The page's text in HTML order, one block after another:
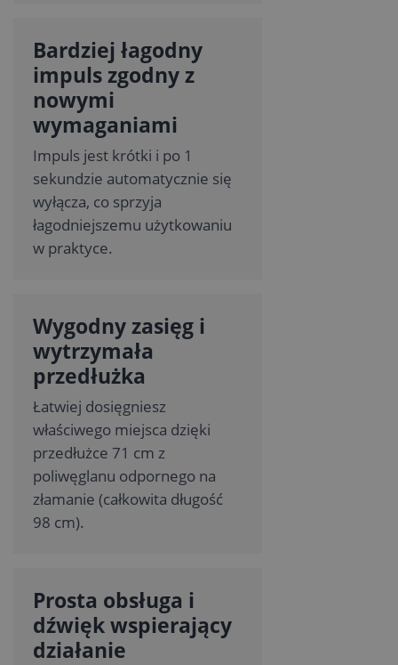
Bardziej łagodny
impuls zgodny z
nowymi
wymaganiami
Impuls jest krótki i po 1
sekundzie automatycznie się
wyłącza, co sprzyja
łagodniejszemu użytkowaniu
w praktyce.
Wygodny zasięg i
wytrzymała
przedłużka
Łatwiej dosięgniesz
właściwego miejsca dzięki
przedłużce 71 cm z
poliwęglanu odpornego na
złamanie (całkowita długość
98 cm).
Prosta obsługa i
dźwięk wspierający
działanie